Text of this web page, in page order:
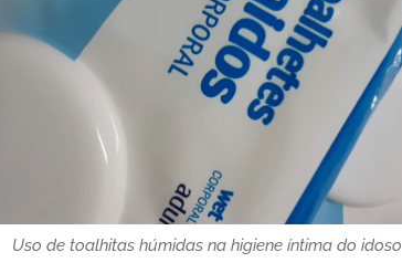
Uso de toalhitas húmidas na higiene íntima do idoso